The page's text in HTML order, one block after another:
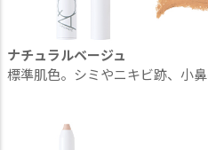
ナチュラルベージュ
標準肌色。シミやニキビ跡、小鼻